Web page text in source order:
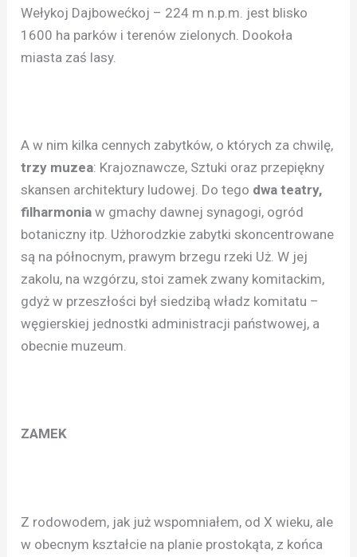
Wełykoj Dajbowećkoj – 224 m n.p.m. jest blisko
1600 ha parków i terenów zielonych. Dookoła
miasta zaś lasy.
A w nim kilka cennych zabytków, o których za chwilę,
trzy muzea: Krajoznawcze, Sztuki oraz przepiękny
skansen architektury ludowej. Do tego dwa teatry,
filharmoniaw gmachy dawnej synagogi, ogród
botaniczny itp. Użhorodzkie zabytki skoncentrowane
są na północnym, prawym brzegu rzeki Uż. W jej
zakolu, na wzgórzu, stoi zamek zwany komitackim,
gdyż w przeszłości był siedzibą władz komitatu –
węgierskiej jednostki administracji państwowej, a
obecnie muzeum.
ZAMEK
Z rodowodem, jak już wspomniałem, od X wieku, ale
w obecnym kształcie na planie prostokąta, z końca